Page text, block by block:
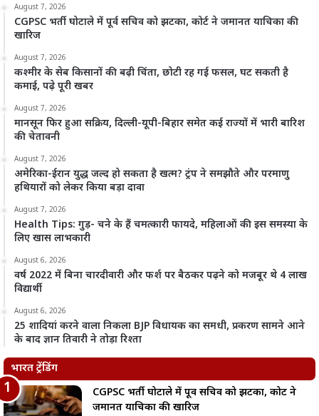
August 7, 2026
CGPSC भर्ती घोटाले में पूर्व सचिव को झटका, कोर्ट ने जमानत याचिका की
खारिज
August 7, 2026
कश्मीर के सेब किसानों की बढ़ी चिंता, छोटी रह गई फसल, घट सकती है
कमाई, पढ़े पूरी खबर
August 7, 2026
मानसून फिर हुआ सक्रिय, दिल्ली-यूपी-बिहार समेत कई राज्यों में भारी बारिश
की चेतावनी
August 7, 2026
अमेरिका-ईरान युद्ध जल्द हो सकता है खत्म? ट्रंप ने समझौते और परमाणु
हथियारों को लेकर किया बड़ा दावा
August 7, 2026
Health Tips: गुड़- चने के हैं चमत्कारी फायदे, महिलाओं की इस समस्या के
लिए खास लाभकारी
August 6, 2026
वर्ष 2022 में बिना चारदीवारी और फर्श पर बैठकर पढ़ने को मजबूर थे 4 लाख
विद्यार्थी
August 6, 2026
25 शादियां करने वाला निकला BJP विधायक का समधी, प्रकरण सामने आने
के बाद ज्ञान तिवारी ने तोड़ा रिश्ता
भारत ट्रेंडिंग
CGPSC भर्ती घोटाले में पूर्व सचिव को झटका, कोर्ट ने
जमानत याचिका की खारिज